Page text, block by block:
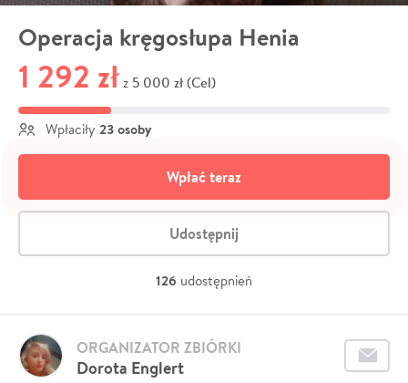
Operacja kręgosłupa Henia
1 292 zł z 5 000 zł (Cel)
Wpłaciły 23 osoby
Wpłać teraz
Udostępnij
126 udostępnień
Dorota Englert
ORGANIZATOR ZBIÓRKI